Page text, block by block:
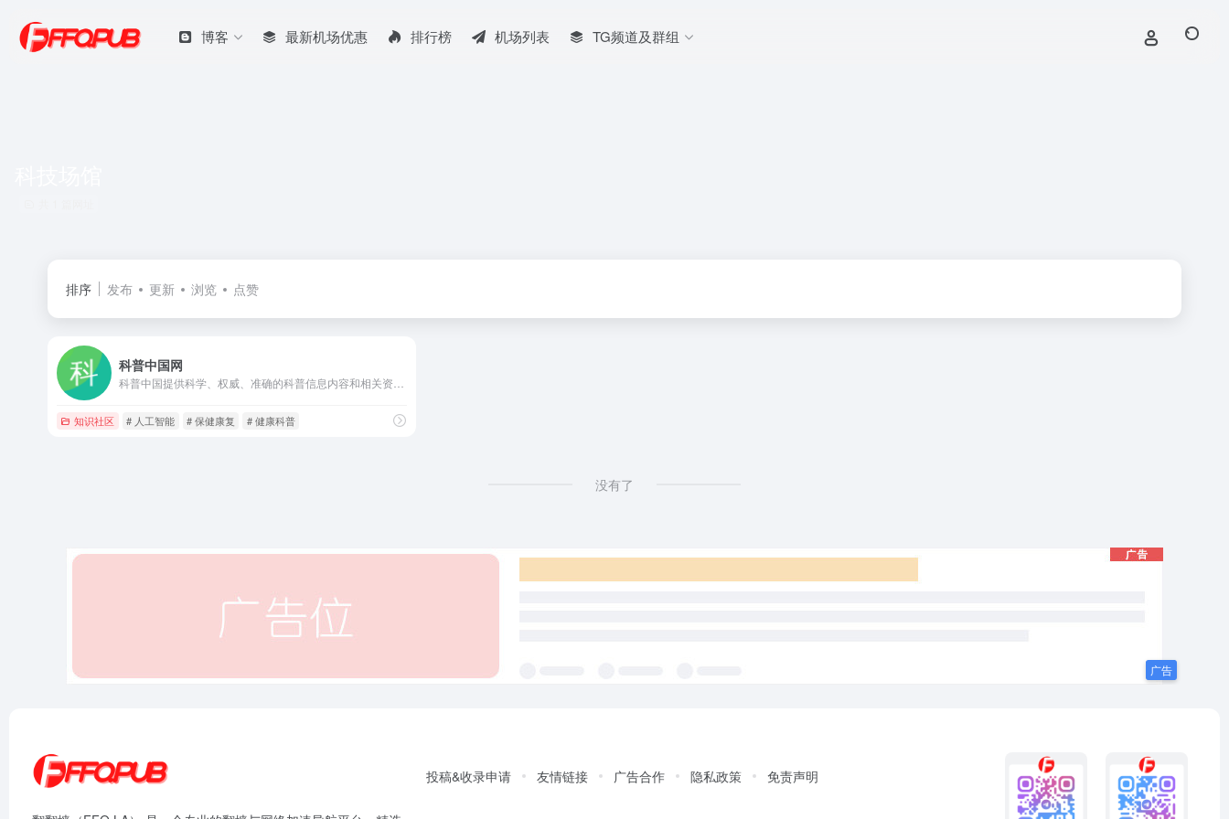
博客 最新机场优惠 排行榜 机场列表 TG频道及群组
排序 发布 更新 浏览 点赞
科普中国网
知识社区 # 人工智能 # 保健康复 # 健康科普
没有了
投稿&收录申请 友情链接 广告合作 隐私政策 免责声明